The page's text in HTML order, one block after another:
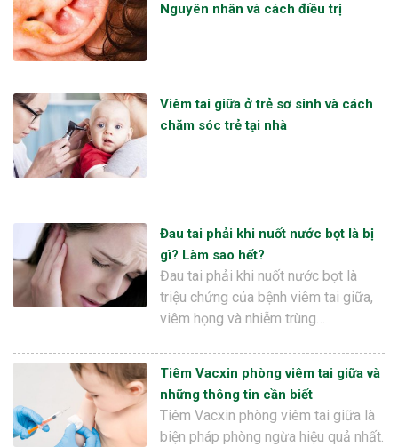
Nguyên nhân và cách điều trị
Viêm tai giữa ở trẻ sơ sinh và cách
chăm sóc trẻ tại nhà
Đau tai phải khi nuốt nước bọt là bị
gì? Làm sao hết?
Đau tai phải khi nuốt nước bọt là
triệu chứng của bệnh viêm tai giữa,
viêm họng và nhiễm trùng…
Tiêm Vacxin phòng viêm tai giữa và
những thông tin cần biết
Tiêm Vacxin phòng viêm tai giữa là
biện pháp phòng ngừa hiệu quả nhất.